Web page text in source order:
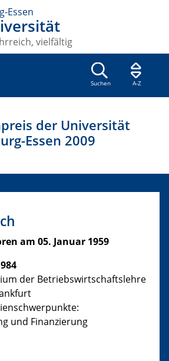
Essen
vielfältig
Suchen A-Z
der Universität
Essen 2009
am 05. Januar 1959
der Betriebswirtschaftslehre
und Finanzierung